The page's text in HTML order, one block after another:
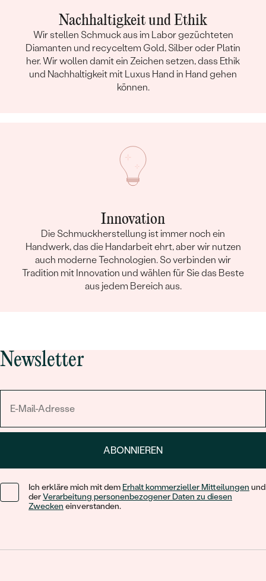
Nachhaltigkeit und Ethik
Wir stellen Schmuck aus im Labor gezüchteten
Diamanten und recyceltem Gold, Silber oder Platin
her. Wir wollen damit ein Zeichen setzen, dass Ethik
und Nachhaltigkeit mit Luxus Hand in Hand gehen
können.
Innovation
Die Schmuckherstellung ist immer noch ein
Handwerk, das die Handarbeit ehrt, aber wir nutzen
auch moderne Technologien. So verbinden wir
Tradition mit Innovation und wählen für Sie das Beste
aus jedem Bereich aus.
Newsletter
ABONNIEREN
Ich erkläre mich mit dem Erhalt kommerzieller Mitteilungen und
derVerarbeitung personenbezogener Daten zu diesen
Zwecken einverstanden.